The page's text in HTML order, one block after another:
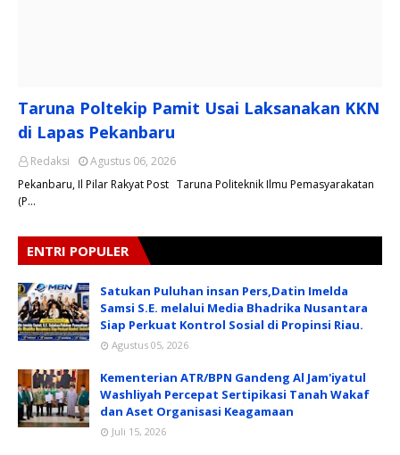
Taruna Poltekip Pamit Usai Laksanakan KKN
di Lapas Pekanbaru
Redaksi
Agustus 06, 2026
Pekanbaru, Il Pilar Rakyat Post Taruna Politeknik Ilmu Pemasyarakatan
(P…
ENTRI POPULER
Satukan Puluhan insan Pers,Datin Imelda
Samsi S.E. melalui Media Bhadrika Nusantara
Siap Perkuat Kontrol Sosial di Propinsi Riau.
Agustus 05, 2026
Kementerian ATR/BPN Gandeng Al Jam'iyatul
Washliyah Percepat Sertipikasi Tanah Wakaf
dan Aset Organisasi Keagamaan
Juli 15, 2026